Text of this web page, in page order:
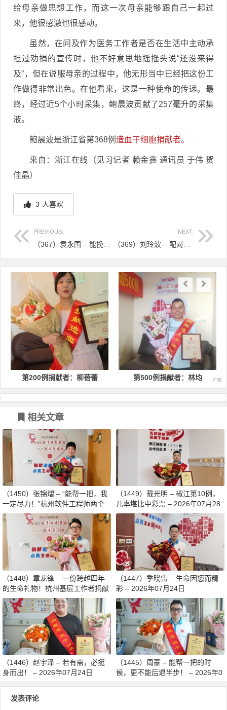
给母亲做思想工作，而这一次母亲能够跟自己一起过
来，他很感激也很感动。
虽然，在问及作为医务工作者是否在生活中主动承
担过劝捐的宣传时，他不好意思地摇摇头说“还没来得
及”，但在说服母亲的过程中，他无形当中已经把这份工
作做得非常出色。在他看来，这是一种使命的传递。最
终，经过近5个小时采集，鲍晨波贡献了257毫升的采集
液。
鲍晨波是浙江省第368例 造血干细胞捐献者。
来自：浙江在线（见习记者 赖金鑫 通讯员 于伟 贺
佳晶）
3 人喜欢
PREVIOUS: NEXT:
文章导航
第200例捐献者：柳蓓蕾 第500例捐献者：林均
相关文章
（1450）张锦熠 – “能帮一把，我
一定尽力！”杭州软件工程师两个
月减重13斤赴生命之约 – 2026年0
8月03日
（1449）戴光明 – 椒江第10例，
几率堪比中彩票 – 2026年07月28
日
（1448）章龙锋 – 一份跨越四年
的生命礼物！杭州基层工作者捐献
造血干细胞传递希望 – 2026年07
月27日
（1447）季晓雷 – 生命因您而精
彩 – 2026年07月24日
（1446）赵宇泽 – 若有需，必挺
身而出！ – 2026年07月24日
（1445）周豪 – 能帮一把的时
候，更不能后退半步！ – 2026年0
发表评论